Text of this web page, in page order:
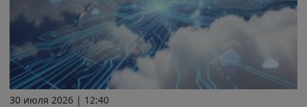
30 июля 2026 | 12:40